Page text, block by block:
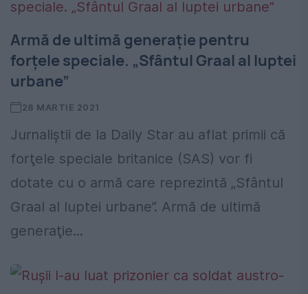
Armă de ultimă generaţie pentru
forţele speciale. „Sfântul Graal al luptei
urbane”
28 MARTIE 2021
Jurnaliştii de la Daily Star au aflat primii că
forţele speciale britanice (SAS) vor fi
dotate cu o armă care reprezintă „Sfântul
Graal al luptei urbane”. Armă de ultimă
generaţie...